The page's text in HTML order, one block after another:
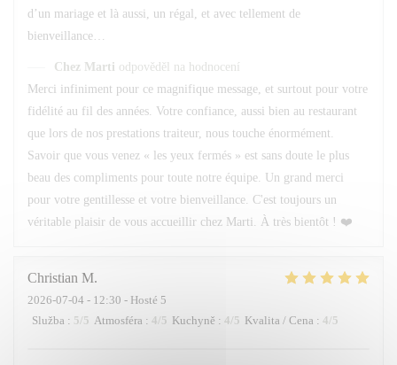
d’un mariage et là aussi, un régal, et avec tellement de
bienveillance…
Chez Marti odpověděl na hodnocení
Merci infiniment pour ce magnifique message, et surtout pour votre
fidélité au fil des années. Votre confiance, aussi bien au restaurant
que lors de nos prestations traiteur, nous touche énormément.
Savoir que vous venez « les yeux fermés » est sans doute le plus
beau des compliments pour toute notre équipe. Un grand merci
pour votre gentillesse et votre bienveillance. C'est toujours un
véritable plaisir de vous accueillir chez Marti. À très bientôt ! ❤️
Christian M
2026-07-04 - 12:30 - Hosté 5
Služba : 5/5 Atmosféra : 4/5 Kuchyně : 4/5 Kvalita / Cena : 4/5